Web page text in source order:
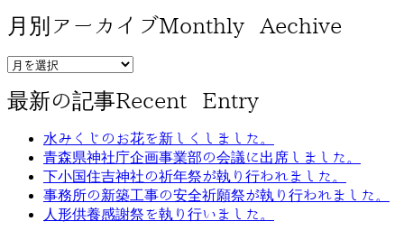
月別アーカイブMonthly Aechive
最新の記事Recent Entry
水みくじのお花を新しくしました。
青森県神社庁企画事業部の会議に出席しました。
下小国住吉神社の祈年祭が執り行われました。
事務所の新築工事の安全祈願祭が執り行われました。
人形供養感謝祭を執り行いました。